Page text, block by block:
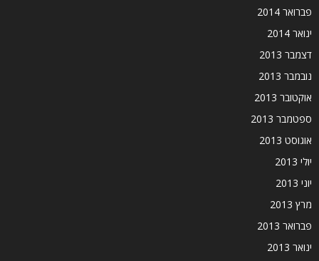
פברואר 2014
ינואר 2014
דצמבר 2013
נובמבר 2013
אוקטובר 2013
ספטמבר 2013
אוגוסט 2013
יולי 2013
יוני 2013
מרץ 2013
פברואר 2013
ינואר 2013